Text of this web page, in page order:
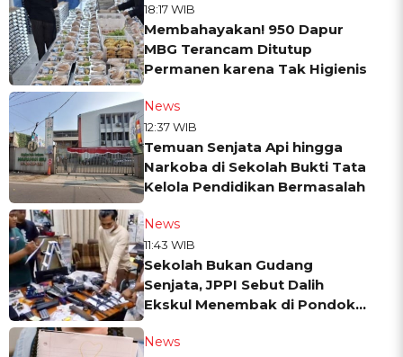
18:17 WIB
Membahayakan! 950 Dapur
MBG Terancam Ditutup
Permanen karena Tak Higienis
News
12:37 WIB
Temuan Senjata Api hingga
Narkoba di Sekolah Bukti Tata
Kelola Pendidikan Bermasalah
News
11:43 WIB
Sekolah Bukan Gudang
Senjata, JPPI Sebut Dalih
Ekskul Menembak di Pondok
News